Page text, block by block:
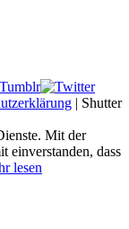
| Shutter
Mit der
einverstanden, dass
lesen